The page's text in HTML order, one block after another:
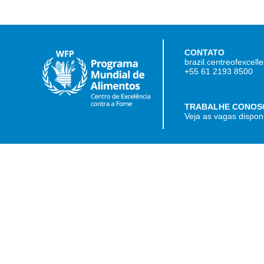
CONTATO
+55 61 2193 8500
TRABALHE
Veja as vagas